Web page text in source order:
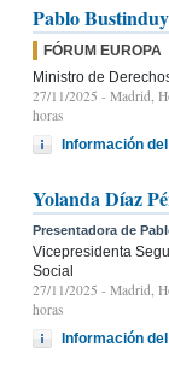
Pablo Bustinduy
FÓRUM EUROPA
Ministro de
27/11/2025 - Madrid,
horas
Información
Yolanda Díaz
Presentadora de
Vicepresidenta
Social
27/11/2025 - Madrid,
horas
Información